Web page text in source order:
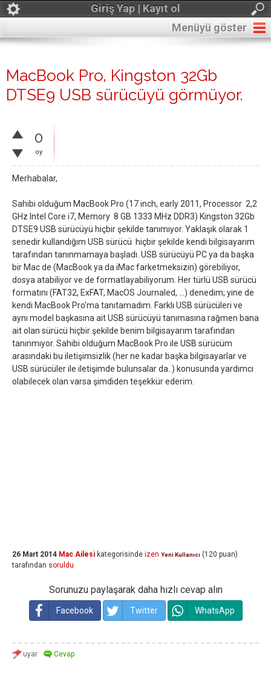
Giriş Yap | Kayıt ol
Menüyü göster
MacBook Pro, Kingston 32Gb
DTSE9 USB sürücüyü görmüyor.
0
oy
Merhabalar,
Sahibi olduğum MacBook Pro (17 inch, early 2011, Processor 2,2
GHz Intel Core i7, Memory 8 GB 1333 MHz DDR3) Kingston 32Gb
DTSE9 USB sürücüyü hiçbir şekilde tanımıyor. Yaklaşık olarak 1
senedir kullandığım USB sürücü hiçbir şekilde kendi bilgisayarım
tarafından tanınmamaya başladı. USB sürücüyü PC ya da başka
bir Mac de (MacBook ya da iMac farketmeksizin) görebiliyor,
dosya atabiliyor ve de formatlayabiliyorum. Her türlü USB sürücü
formatını (FAT32, ExFAT, MacOS Journaled, ...) denedim; yine de
kendi MacBook Pro'ma tanıtamadım. Farklı USB sürücüleri ve
aynı model başkasına ait USB sürücüyü tanımasına rağmen bana
ait olan sürücü hiçbir şekilde benim bilgisayarım tarafından
tanınmıyor. Sahibi olduğum MacBook Pro ile USB sürücüm
arasındaki bu iletişimsizlik (her ne kadar başka bilgisayarlar ve
USB sürücüler ile iletişimde bulunsalar da..) konusunda yardımcı
olabilecek olan varsa şimdiden teşekkür ederim.
26 Mart 2014 Mac Ailesi kategorisinde izen Yeni Kullanıcı (120 puan)
tarafından soruldu
Sorunuzu paylaşarak daha hızlı cevap alın
Facebook Twitter WhatsApp